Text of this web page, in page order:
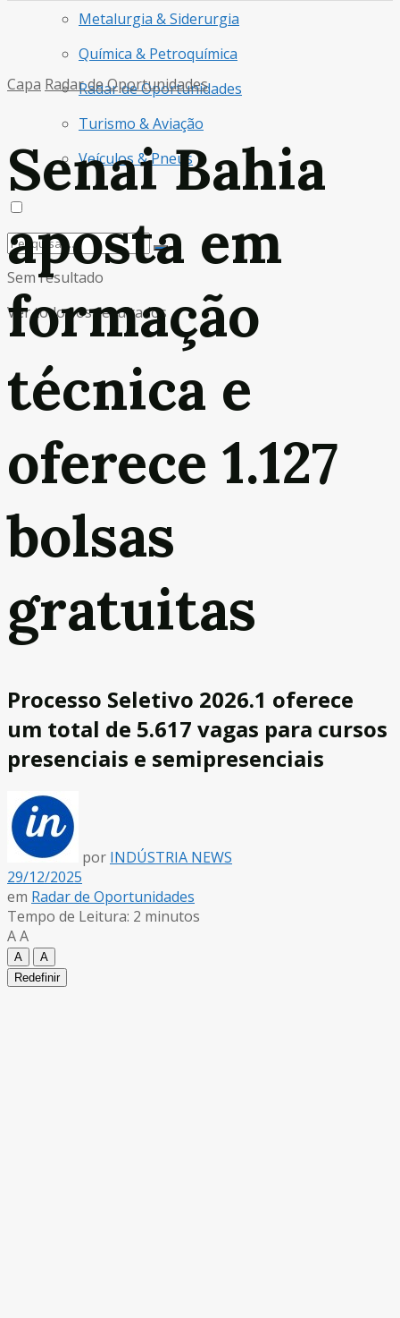
Metalurgia & Siderurgia
Química & Petroquímica
Radar de Oportunidades
Turismo & Aviação
Veículos & Pneus
Sem resultado
Ver todos os resultados
Capa Radar de Oportunidades
Senai Bahia
aposta em
formação
técnica e
oferece 1.127
bolsas
gratuitas
Processo Seletivo 2026.1 oferece
um total de 5.617 vagas para cursos
presenciais e semipresenciais
por INDÚSTRIA NEWS
29/12/2025
em Radar de Oportunidades
Tempo de Leitura: 2 minutos
AA
A
A
Redefinir